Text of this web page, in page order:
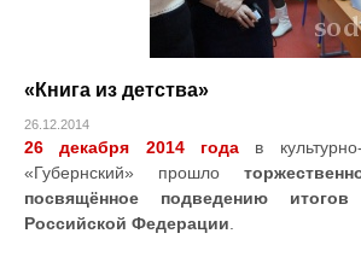
«Книга из детства»
26.12.2014
26 декабря 2014 года в
«Губернский» прошло
посвящённое подведению
Российской Федерации